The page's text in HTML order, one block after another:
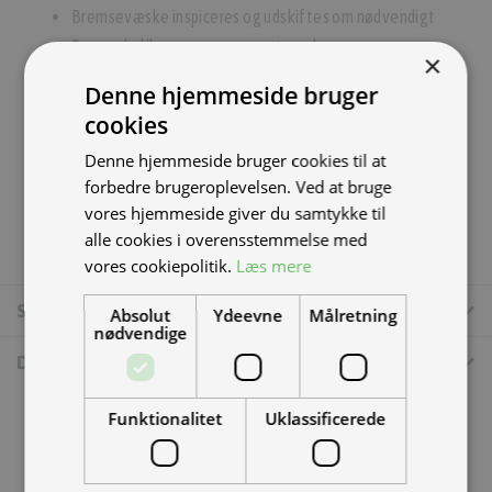
Bremsevæske inspiceres og udskiftes om nødvendigt
Bremsekalibere rengøres og stempler smøres
Styrtøj inspiceres og smøres/efterspændes ved behov
Dæk inspiceres og dæktryk tilpasses (nye dæk monteres
om nødvendigt)
Diverse skruer, bolte og møttriker tjekkes og
efterspændes.
Specifikationer
Dokumenter
×
Denne hjemmeside bruger
cookies
Denne hjemmeside bruger cookies til at
forbedre brugeroplevelsen. Ved at bruge
vores hjemmeside giver du samtykke til
alle cookies i overensstemmelse med
vores cookiepolitik. Læs mere
Absolut
nødvendige
Ydeevne Målretning
Funktionalitet Uklassificerede